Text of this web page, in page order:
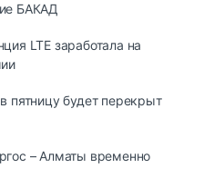
БАКАД
LTE заработала на
пятницу будет перекрыт
– Алматы временно